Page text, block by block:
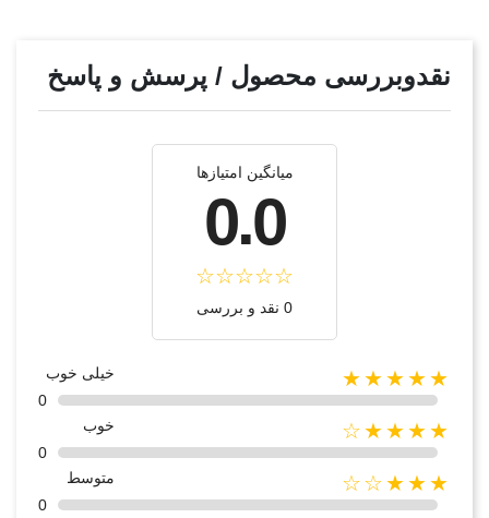
نقدوبررسی محصول / پرسش و پاسخ
میانگین امتیازها
0.0
0 نقد و بررسی
★★★★★
خیلی خوب
0
★★★★☆
خوب
0
★★★☆☆
متوسط
0